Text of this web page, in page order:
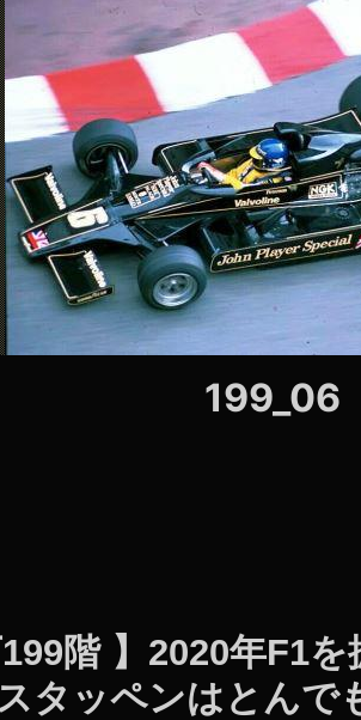
199_06
199階 】2020年F1
タッペンはとんで